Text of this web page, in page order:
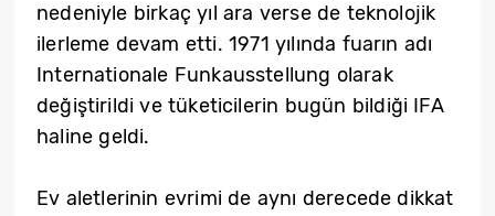
nedeniyle birkaç yıl ara verse de teknolojik
ilerleme devam etti. 1971 yılında fuarın adı
Internationale Funkausstellung olarak
değiştirildi ve tüketicilerin bugün bildiği IFA
haline geldi.
Ev aletlerinin evrimi de aynı derecede dikkat